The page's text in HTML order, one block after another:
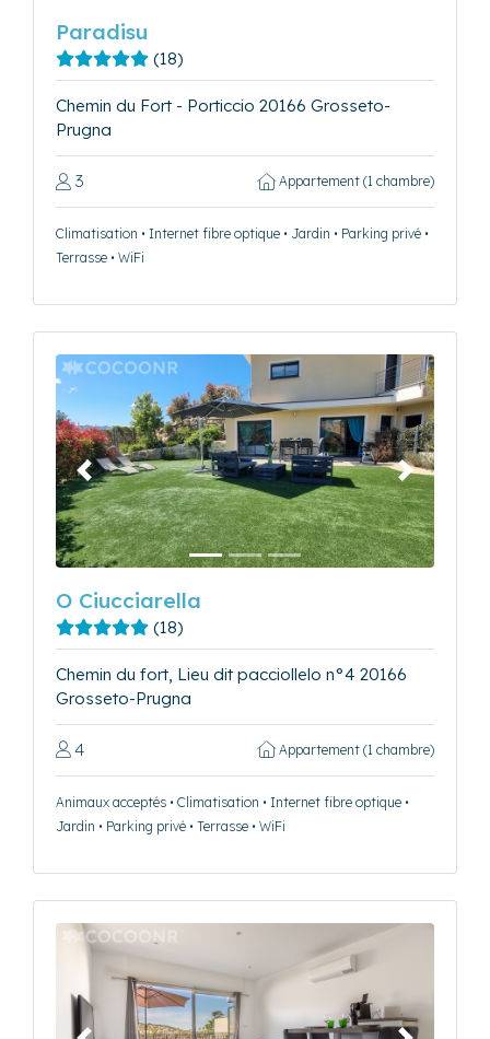
Paradisu
(18)
Chemin du Fort - Porticcio 20166 Grosseto-
Prugna
3 Appartement (1 chambre)
Climatisation • Internet fibre optique • Jardin • Parking privé •
Terrasse • WiFi
Précédent Suivant
O Ciucciarella
(18)
Chemin du fort, Lieu dit pacciollelo n°4 20166
Grosseto-Prugna
4 Appartement (1 chambre)
Animaux acceptés • Climatisation • Internet fibre optique •
Jardin • Parking privé • Terrasse • WiFi